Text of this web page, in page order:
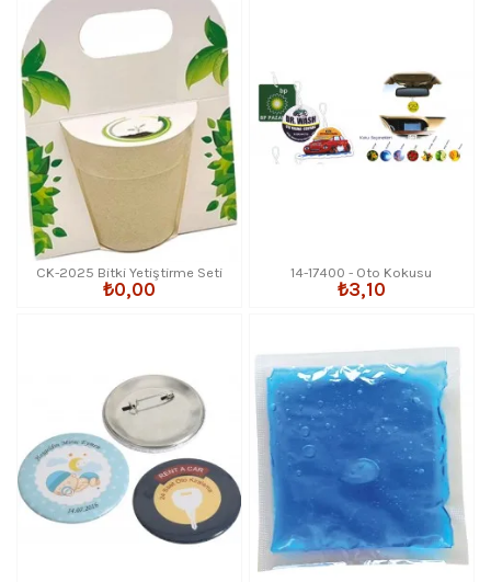
CK-2025 Bitki Yetiştirme Seti
₺0,00
14-17400 - Oto Kokusu
₺3,10